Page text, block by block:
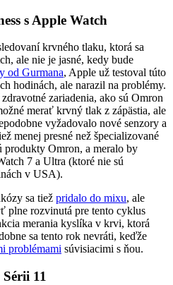
s Apple Watch
krvného tlaku, ktorá sa
ale nie je jasné, kedy bude
od Gurmana, Apple už testoval túto
hodinách, ale narazil na problémy.
zariadenia, ako sú Omron
merať krvný tlak z zápästia, ale
vyžadovalo nové senzory a
menej presné než špecializované
produkty Omron, a meralo by
7 a Ultra (ktoré nie sú
v USA).
sa tiež pridalo do mixu, ale
plne rozvinutá pre tento cyklus
merania kyslíka v krvi, ktorá
sa tento rok nevráti, keďže
problémami súvisiacimi s ňou.
11